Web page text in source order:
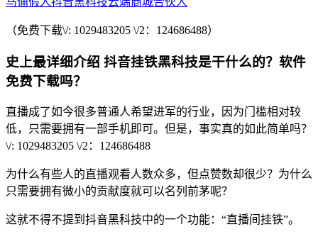
（免费下载\/: 1029483205 \/2：124686488）
史上最详细介绍 抖音挂铁黑科技是干什么的？软件
免费下载吗？
直播成了如今很多普通人希望进军的行业，因为门槛相对较
低，只需要拥有一部手机即可。但是，事实真的如此简单吗？
\/: 1029483205 \/2：124686488
为什么有些人的直播观看人数众多，但点赞数却很少？为什么
只需要拥有微小的贡献度就可以名列前茅呢？
这就不得不提到抖音黑科技中的一个功能：“直播间挂铁”。